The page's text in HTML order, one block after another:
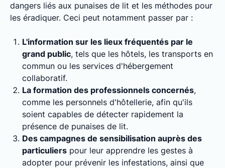
dangers liés aux punaises de lit et les méthodes pour
les éradiquer. Ceci peut notamment passer par :
L'information sur les lieux fréquentés par le
grand public, tels que les hôtels, les transports en
commun ou les services d'hébergement
collaboratif.
La formation des professionnels concernés,
comme les personnels d'hôtellerie, afin qu'ils
soient capables de détecter rapidement la
présence de punaises de lit.
Des campagnes de sensibilisation auprès des
particuliers pour leur apprendre les gestes à
adopter pour prévenir les infestations, ainsi que